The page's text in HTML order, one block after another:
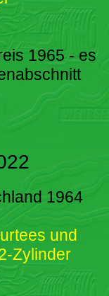
1965 - es
1964
und
Zylinder